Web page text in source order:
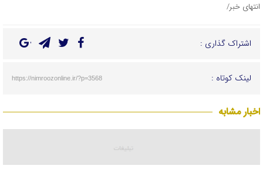
انتهای خبر/
اشتراک گذاری :
لینک کوتاه : https://nimroozonline.ir/?p=3568
اخبار مشابه